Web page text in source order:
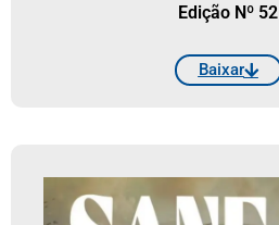
Edição Nº 52
Baixar